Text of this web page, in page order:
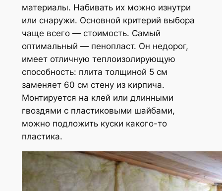
материалы. Набивать их можно изнутри
или снаружи. Основной критерий выбора
чаще всего — стоимость. Самый
оптимальный — пенопласт. Он недорог,
имеет отличную теплоизолирующую
способность: плита толщиной 5 см
заменяет 60 см стену из кирпича.
Монтируется на клей или длинными
гвоздями с пластиковыми шайбами,
можно подложить куски какого-то
пластика.